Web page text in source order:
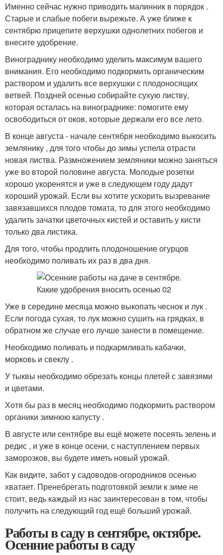
Именно сейчас нужно приводить малинник в порядок .
Старые и слабые побеги вырежьте. А уже ближе к
сентябрю прицепите верхушки однолетних побегов и
внесите удобрение.
Винограднику необходимо уделить максимум вашего
внимания. Его необходимо подкормить органическим
раствором и удалить все верхушки с плодоносящих
ветвей. Поздней осенью собирайте сухую листву,
которая осталась на винограднике: помогите ему
освободиться от оков, которые держали его все лето.
В конце августа - начале сентября необходимо выкосить
землянику , для того чтобы до зимы успела отрасти
новая листва. Размножением земляники можно заняться
уже во второй половине августа. Молодые розетки
хорошо укоренятся и уже в следующем году дадут
хороший урожай. Если вы хотите ускорить вызревание
завязавшихся плодов томата, то для этого необходимо
удалить зачатки цветочных кистей и оставить у кисти
только два листика.
Для того, чтобы продлить плодоношение огурцов
необходимо поливать их раз в два дня.
Уже в середине месяца можно выкопать чеснок и лук .
Если погода сухая, то лук можно сушить на грядках, в
обратном же случае его лучше занести в помещение.
Необходимо поливать и подкармливать кабачки,
морковь и свеклу .
У тыквы необходимо обрезать концы плетей с завязями
и цветами.
Хотя бы раз в месяц необходимо подкормить раствором
органики зимнюю капусту .
В августе или сентябре вы ещё можете посеять зелень и
редис , и уже в конце осени, с наступлением первых
заморозков, вы будете иметь новый урожай.
Как видите, забот у садоводов-огородников осенью
хватает. Пренебрегать подготовкой земли к зиме не
стоит, ведь каждый из нас заинтересован в том, чтобы
получить на следующий год ещё больший урожай.
Работы в саду в сентябре, октябре.
Осенние работы в саду